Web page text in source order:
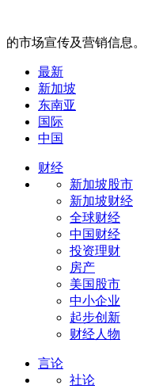
的市场宣传及营销信息。
最新
新加坡
东南亚
国际
中国
财经
新加坡股市
新加坡财经
全球财经
中国财经
投资理财
房产
美国股市
中小企业
起步创新
财经人物
言论
社论